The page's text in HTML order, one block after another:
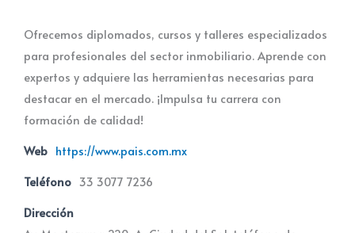
Ofrecemos diplomados, cursos y talleres especializados
para profesionales del sector inmobiliario. Aprende con
expertos y adquiere las herramientas necesarias para
destacar en el mercado. ¡Impulsa tu carrera con
formación de calidad!
Web https://www.pais.com.mx
Teléfono 33 3077 7236
Dirección